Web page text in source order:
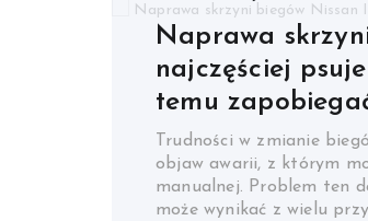
Naprawa
najczęściej
temu
Trudności w zmianie
objaw awarii, z którym
manualnej. Problem ten
może wynikać z wielu
Sekrety
bezbarwny do
i żółknięcia
Moment, w którym na
bezbarwnego, jest dla
najbardziej
powierzchnia nabiera